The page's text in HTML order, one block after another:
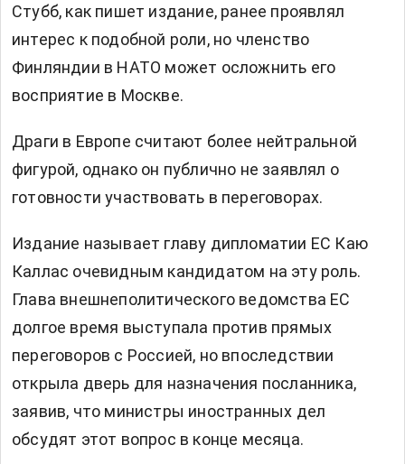
Стубб, как пишет издание, ранее проявлял
интерес к подобной роли, но членство
Финляндии в НАТО может осложнить его
восприятие в Москве.
Драги в Европе считают более нейтральной
фигурой, однако он публично не заявлял о
готовности участвовать в переговорах.
Издание называет главу дипломатии ЕС Каю
Каллас очевидным кандидатом на эту роль.
Глава внешнеполитического ведомства ЕС
долгое время выступала против прямых
переговоров с Россией, но впоследствии
открыла дверь для назначения посланника,
заявив, что министры иностранных дел
обсудят этот вопрос в конце месяца.